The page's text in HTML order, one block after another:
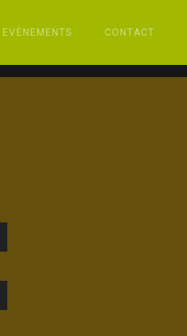
EVÈNEMENTS CONTACT